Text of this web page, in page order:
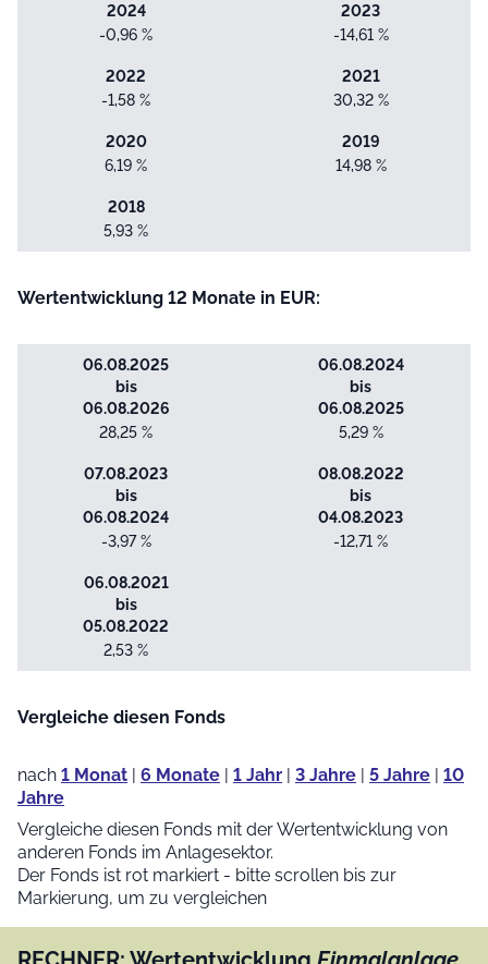
2024
-0,96 %
2023
-14,61 %
2022
-1,58 %
2021
30,32 %
2020
6,19 %
2019
14,98 %
2018
5,93 %
Wertentwicklung 12 Monate in EUR:
06.08.2025
bis
06.08.2026
28,25 %
06.08.2024
bis
06.08.2025
5,29 %
07.08.2023
bis
06.08.2024
-3,97 %
08.08.2022
bis
04.08.2023
-12,71 %
06.08.2021
bis
05.08.2022
2,53 %
Vergleiche diesen Fonds
nach 1 Monat | 6 Monate | 1 Jahr | 3 Jahre | 5 Jahre | 10
Jahre
Vergleiche diesen Fonds mit der Wertentwicklung von
anderen Fonds im Anlagesektor.
Der Fonds ist rot markiert - bitte scrollen bis zur
Markierung, um zu vergleichen